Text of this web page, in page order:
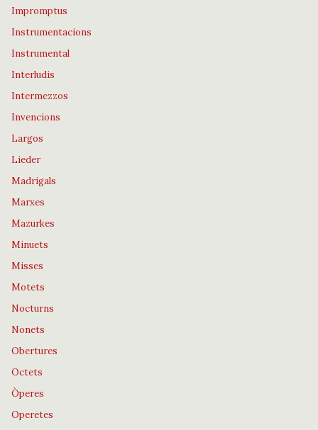
Impromptus
Instrumentacions
Instrumental
Interludis
Intermezzos
Invencions
Largos
Lieder
Madrigals
Marxes
Mazurkes
Minuets
Misses
Motets
Nocturns
Nonets
Obertures
Octets
Òperes
Operetes